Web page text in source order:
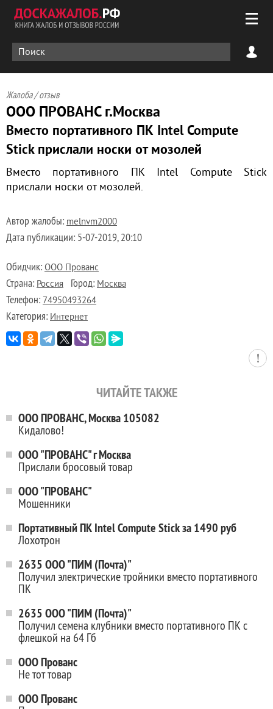
Жалоба / отзыв
ООО ПРОВАНС г.Москва
Вместо портативного ПК Intel Compute
Stick прислали носки от мозолей
Вместо портативного ПК Intel Compute Stick
прислали носки от мозолей.
Автор жалобы: melnvm2000
Дата публикации: 5-07-2019, 20:10
Обидчик: ООО Прованс
Страна: Россия Город: Москва
Телефон: 74950493264
Категория: Интернет
ЧИТАЙТЕ ТАКЖЕ
ООО ПРОВАНС, Москва 105082
Кидалово!
ООО "ПРОВАНС" г Москва
Прислали бросовый товар
ООО "ПРОВАНС"
Мошенники
Портативный ПК Intel Compute Stick за 1490 руб
Лохотрон
2635 ООО "ПИМ (Почта)"
Получил электрические тройники вместо портативного
ПК
2635 ООО "ПИМ (Почта)"
Получил семена клубники вместо портативного ПК с
флешкой на 64 Гб
OOO Прованс
Не тот товар
ООО Прованс